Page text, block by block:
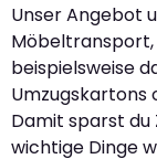
Unser Angebot
Möbeltransport,
beispielsweise
Umzugskartons
Damit sparst du
wichtige Dinge